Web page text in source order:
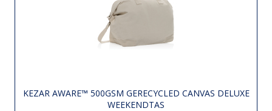
KEZAR AWARE™ 500GSM GERECYCLED CANVAS DELUXE
WEEKENDTAS